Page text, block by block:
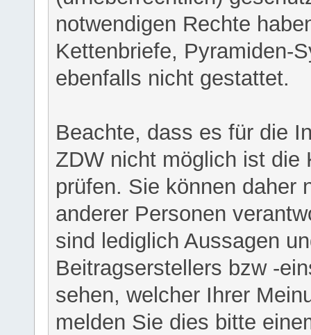
notwendigen Rechte
Kettenbriefe, Pyramiden-
ebenfalls nicht gestattet.
Beachte, dass es für die
ZDW nicht möglich ist die
prüfen. Sie können daher
anderer Personen
sind lediglich Aussagen
Beitragserstellers bzw -
sehen, welcher Ihrer
melden Sie dies bitte